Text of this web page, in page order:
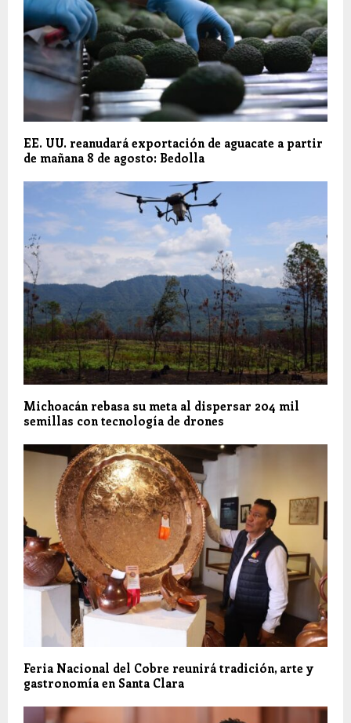
EE. UU. reanudará exportación de aguacate a partir
de mañana 8 de agosto: Bedolla
Michoacán rebasa su meta al dispersar 204 mil
semillas con tecnología de drones
Feria Nacional del Cobre reunirá tradición, arte y
gastronomía en Santa Clara